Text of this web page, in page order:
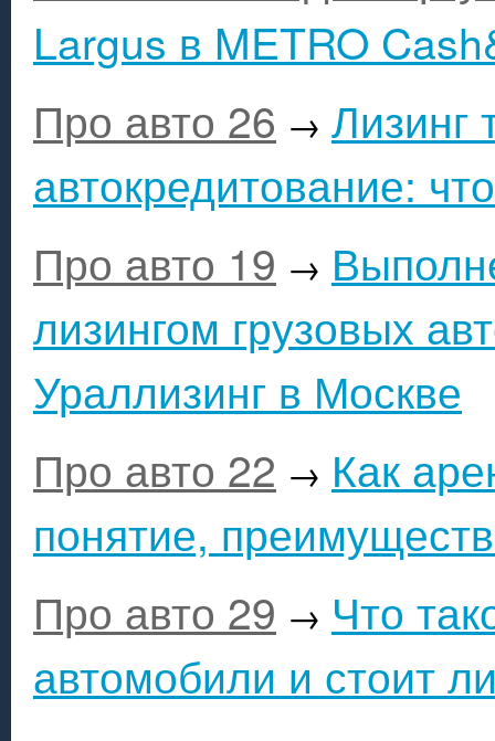
Largus в METRO
Про авто 26 → Лизинг
автокредитование:
Про авто 19 →
лизингом грузовых
Ураллизинг в Москве
Про авто 22 → Как
понятие,
Про авто 29 → Что
автомобили и стоит